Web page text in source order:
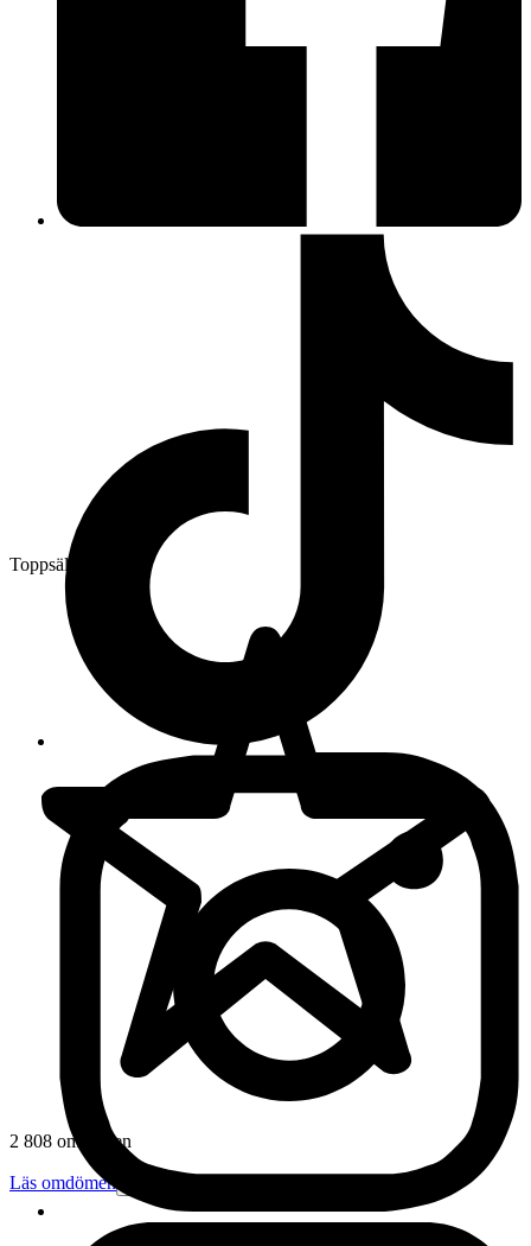
Toppsäljare
2 808 omdömen
Läs omdömen